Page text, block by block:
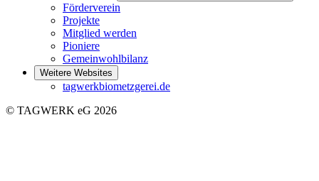
Förderverein
Projekte
Mitglied werden
Pioniere
Gemeinwohlbilanz
Weitere Websites
tagwerkbiometzgerei.de
© TAGWERK eG 2026